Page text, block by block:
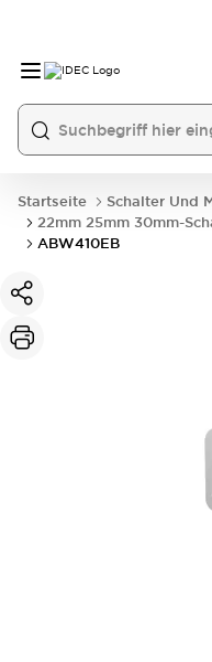
Startseite Schalter Und
22mm 25mm 30mm-
ABW410EB